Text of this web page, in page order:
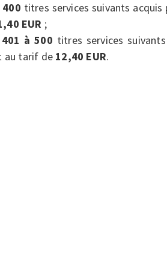
400 titres services suivants acquis
EUR ;
401 à 500 titres services
au tarif de 12,40 EUR.